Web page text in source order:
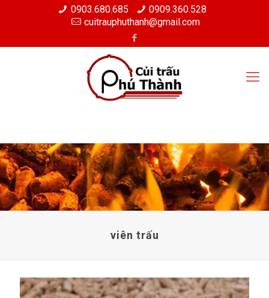
0903.680.685
0909.360.528
cuitrauphuthanh@gmail.com
viên trấu